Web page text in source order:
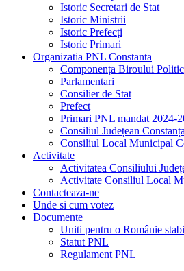
Istoric Secretari de Stat
Istoric Ministrii
Istoric Prefecți
Istoric Primari
Organizatia PNL Constanta
Componența Biroului Politic
Parlamentari
Consilier de Stat
Prefect
Primari PNL mandat 2024-
Consiliul Județean Constanța
Consiliul Local Municipal
Activitate
Activitatea Consiliului
Activitate Consiliul Local
Contacteaza-ne
Unde si cum votez
Documente
Uniti pentru o Românie
Statut PNL
Regulament PNL